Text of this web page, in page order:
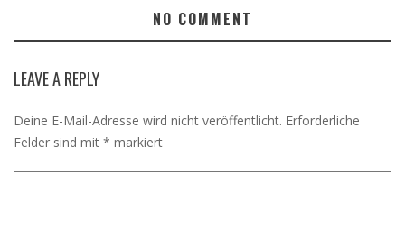
NO COMMENT
LEAVE A REPLY
Deine E-Mail-Adresse wird nicht veröffentlicht. Erforderliche
Felder sind mit * markiert